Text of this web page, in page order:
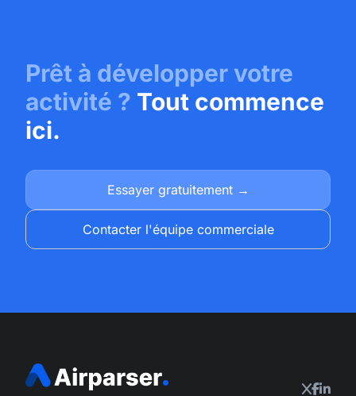
Prêt à développer votre
activité ? Tout commence
ici.
Essayer gratuitement →
Contacter l'équipe commerciale